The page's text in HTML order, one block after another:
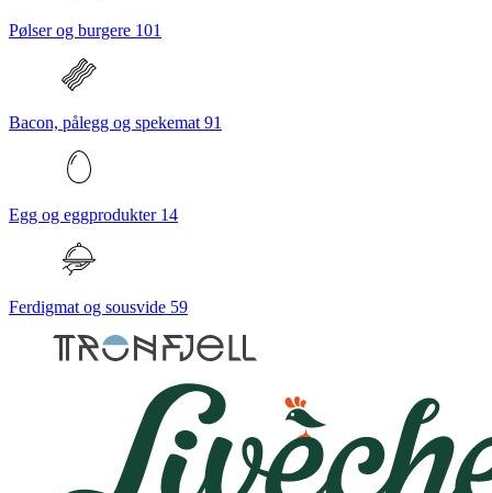
Pølser og burgere 101
Bacon, pålegg og spekemat 91
Egg og eggprodukter 14
Ferdigmat og sousvide 59